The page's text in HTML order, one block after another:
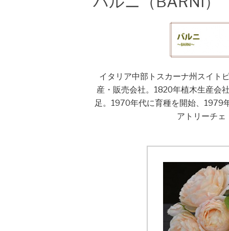
イタリア中部トスカーナ州スイト
産・販売会社。1820年植木生産会
足。1970年代に育種を開始、1979
アトリーチェ